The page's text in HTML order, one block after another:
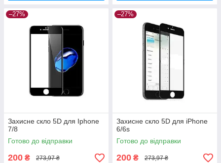
–27%
Захисне скло 5D для Iphone
7/8
Готово до відправки
200 ₴ 273,97 ₴
–27%
Захисне скло 5D для iPhone
6/6s
Готово до відправки
200 ₴ 273,97 ₴